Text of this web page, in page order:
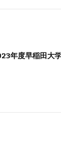
年度早稲田大